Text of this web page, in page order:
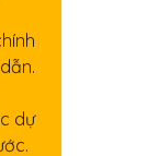
dự